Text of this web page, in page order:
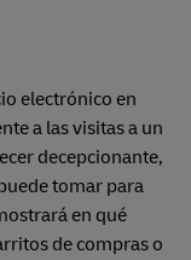
electrónico en
a las visitas a un
decepcionante,
tomar para
en qué
de compras o